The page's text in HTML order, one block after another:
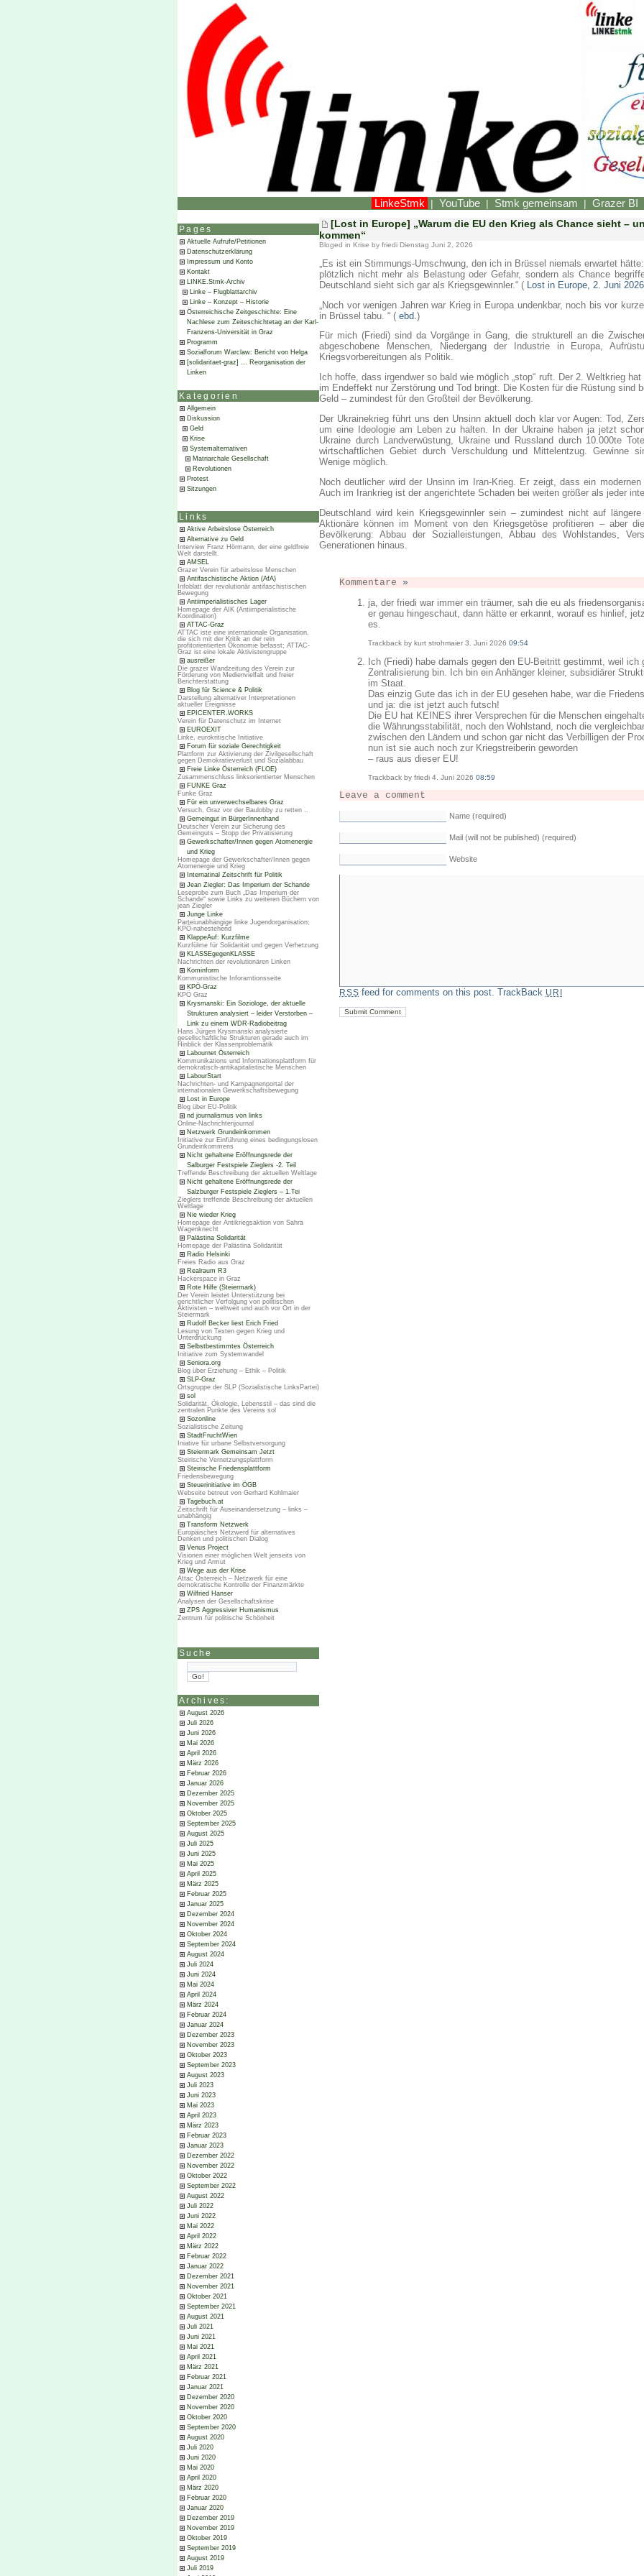
LinkeStmk | YouTube | Stmk gemeinsam | Grazer BI
Pages
Aktuelle Aufrufe/Petitionen
Datenschutzerklärung
Impressum und Konto
Kontakt
LINKE.Stmk-Archiv
Linke – Flugblattarchiv
Linke – Konzept – Historie
Österreichische Zeitgeschichte: Eine
Nachlese zum Zeiteschichtetag an der Karl-
Franzens-Universität in Graz
Programm
Sozialforum Warclaw: Bericht von Helga
[solidaritaet-graz] … Reorganisation der
Linken
Kategorien
Allgemein
Diskussion
Geld
Krise
Systemalternativen
Matriarchale Gesellschaft
Revolutionen
Protest
Sitzungen
Links
Aktive Arbeitslose Österreich
Alternative zu Geld
Interview Franz Hörmann, der eine geldfreie
Welt darstellt.
AMSEL
Grazer Verein für arbeitslose Menschen
Antifaschistische Aktion (AfA)
Infoblatt der revolutionär antifaschistischen
Bewegung
Antiimperialistisches Lager
Homepage der AIK (Antiimperialistische
Koordination)
ATTAC-Graz
ATTAC iste eine internationale Organisation,
die sich mit der Kritik an der rein
profitorientierten Ökonomie befasst; ATTAC-
Graz ist eine lokale Aktivistengruppe
ausreißer
Die grazer Wandzeitung des Verein zur
Förderung von Medienvielfalt und freier
Berichterstattung
Blog für Science & Politik
Darstellung alternativer Interpretationen
aktueller Ereignisse
EPICENTER.WORKS
Verein für Datenschutz im Internet
EUROEXIT
Linke, eurokritische Initiative
Forum für soziale Gerechtigkeit
Plattform zur Aktivierung der Zivilgesellschaft
gegen Demokratieverlust und Sozialabbau
Freie Linke Österreich (FLOE)
Zusammenschluss linksorientierter Menschen
FUNKE Graz
Funke Graz
Für ein unverwechselbares Graz
Versuch, Graz vor der Baulobby zu retten ..
Gemeingut in BürgerInnenhand
Deutscher Verein zur Sicherung des
Gemeinguts – Stopp der Privatisierung
Gewerkschafter/Innen gegen Atomenergie
und Krieg
Homepage der Gewerkschafter/Innen gegen
Atomenergie und Krieg
Internatinal Zeitschrift für Politik
Jean Ziegler: Das Imperium der Schande
Leseprobe zum Buch „Das Imperium der
Schande“ sowie Links zu weiteren Büchern von
jean Ziegler
Junge Linke
Parteiunabhängige linke Jugendorganisation;
KPÖ-nahestehend
KlappeAuf: Kurzfilme
Kurzfülme für Solidarität und gegen Verhetzung
KLASSEgegenKLASSE
Nachrichten der revolutionären Linken
Kominform
Kommunistische Inforamtionsseite
KPÖ-Graz
KPÖ Graz
Krysmanski: Ein Soziologe, der aktuelle
Strukturen analysiert – leider Verstorben –
Link zu einem WDR-Radiobeitrag
Hans Jürgen Krysmanski analysierte
gesellschaftliche Strukturen gerade auch im
Hinblick der Klassenproblematik
Labournet Österreich
Kommunikations und Informationsplattform für
demokratisch-antikapitalistische Menschen
LabourStart
Nachrichten- und Kampagnenportal der
internationalen Gewerkschaftsbewegung
Lost in Europe
Blog über EU-Politik
nd journalismus von links
Online-Nachrichtenjournal
Netzwerk Grundeinkommen
Initiative zur Einführung eines bedingungslosen
Grundeinkommens
Nicht gehaltene Eröffnungsrede der
Salburger Festspiele Zieglers -2. Teil
Treffende Beschreibung der aktuellen Weltlage
Nicht gehaltene Eröffnungsrede der
Salzburger Festspiele Zieglers – 1.Tei
Zieglers treffende Beschreibung der aktuellen
Weltlage
Nie wieder Krieg
Homepage der Antikriegsaktion von Sahra
Wagenknecht
Palästina Solidarität
Homepage der Palästina Solidarität
Radio Helsinki
Freies Radio aus Graz
Realraum R3
Hackerspace in Graz
Rote Hilfe (Steiermark)
Der Verein leistet Unterstützung bei
gerichtlicher Verfolgung von politischen
Aktivisten – weltweit und auch vor Ort in der
Steiermark
Rudolf Becker liest Erich Fried
Lesung von Texten gegen Krieg und
Unterdrückung
Selbstbestimmtes Österreich
Initiative zum Systemwandel
Seniora.org
Blog über Erziehung – Ethik – Politik
SLP-Graz
Ortsgruppe der SLP (Sozialistische LinksPartei)
sol
Solidarität, Ökologie, Lebensstil – das sind die
zentralen Punkte des Vereins sol
Sozonline
Sozialistische Zeitung
StadtFruchtWien
Iniative für urbane Selbstversorgung
Steiermark Gemeinsam Jetzt
Steirische Vernetzungsplattform
Steirische Friedensplattform
Friedensbewegung
Steuerinitiative im ÖGB
Webseite betreut von Gerhard Kohlmaier
Tagebuch.at
Zeitschrift für Auseinandersetzung – links –
unabhängig
Transform Netzwerk
Europäisches Netzwerd für alternatives
Denken und politischen Dialog
Venus Project
Visionen einer möglichen Welt jenseits von
Krieg und Armut
Wege aus der Krise
Attac Österreich – Netzwerk für eine
demokratische Kontrolle der Finanzmärkte
Wilfried Hanser
Analysen der Gesellschaftskrise
ZPS Aggressiver Humanismus
Zentrum für politische Schönheit
Suche
Archives:
August 2026
Juli 2026
Juni 2026
Mai 2026
April 2026
März 2026
Februar 2026
Januar 2026
Dezember 2025
November 2025
Oktober 2025
September 2025
August 2025
Juli 2025
Juni 2025
Mai 2025
April 2025
März 2025
Februar 2025
Januar 2025
Dezember 2024
November 2024
Oktober 2024
September 2024
August 2024
Juli 2024
Juni 2024
Mai 2024
April 2024
März 2024
Februar 2024
Januar 2024
Dezember 2023
November 2023
Oktober 2023
September 2023
August 2023
Juli 2023
Juni 2023
Mai 2023
April 2023
März 2023
Februar 2023
Januar 2023
Dezember 2022
November 2022
Oktober 2022
September 2022
August 2022
Juli 2022
Juni 2022
Mai 2022
April 2022
März 2022
Februar 2022
Januar 2022
Dezember 2021
November 2021
Oktober 2021
September 2021
August 2021
Juli 2021
Juni 2021
Mai 2021
April 2021
März 2021
Februar 2021
Januar 2021
Dezember 2020
November 2020
Oktober 2020
September 2020
August 2020
Juli 2020
Juni 2020
Mai 2020
April 2020
März 2020
Februar 2020
Januar 2020
Dezember 2019
November 2019
Oktober 2019
September 2019
August 2019
Juli 2019
[Lost in Europe] „Warum die EU den Krieg als Chance sieht –
kommen“
Bloged in Krise by friedi Dienstag Juni 2, 2026
„Es ist ein Stimmungs-Umschwung, den ich in Brüssel niemals erwartet
plötzlich nicht mehr als Belastung oder Gefahr, sondern als Chance
Deutschland sieht sich gar als Kriegsgewinnler.“ (
Lost in Europe, 2. Juni 2026
„Noch vor wenigen Jahren war Krieg in Europa undenkbar, noch bis vor
in Brüssel tabu. “ ( ebd. )
Für mich (Friedi) sind da Vorgänge in Gang, die strukturell an die
abgeschobene Menschen, Niedergang der Industrie in Europa,
Kriegsvorbereitungen als Politik.
Ich hoffe, dass irgendwer so bald wie möglich „stop“ ruft. Der 2. Weltkrieg
im Endeffekt nur Zerstörung und Tod bringt. Die Kosten für die Rüstung sind
Geld – zumindest für den Großteil der Bevölkerung.
Der Ukrainekrieg führt uns den Unsinn aktuell doch klar vor Augen: Tod,
um eine Ideologie am Leben zu halten. In der Ukraine haben ja jetzt
Ukraine durch Landverwüstung, Ukraine und Russland durch 10.000te
wirtschaftlichen Gebiet durch Verschuldung und Mittelentzug. Gewinne
Wenige möglich.
Noch deutlicher wird der Unsinn im Iran-Krieg. Er zeigt, dass ein
Auch im Irankrieg ist der angerichtete Schaden bei weiten größer als jeder
Deutschland wird kein Kriegsgewinnler sein – zumindest nicht auf
Aktionäre können im Moment von den Kriegsgetöse profitieren – aber
Bevölkerung: Abbau der Sozialleistungen, Abbau des Wohlstandes,
Generationen hinaus.
Kommentare »
ja, der friedi war immer ein träumer, sah die eu als
er genau hingeschaut, dann hätte er erkannt, worauf es hinlief,
es.
Trackback by kurt strohmaier 3. Juni 2026 09:54
Ich (Friedi) habe damals gegen den EU-Beitritt gestimmt, weil ich
Zentralisierung bin. Ich bin ein Anhänger kleiner, subsidiärer
im Staat.
Das einzig Gute das ich in der EU gesehen habe, war die
und ja: die ist jetzt auch futsch!
Die EU hat KEINES ihrer Versprechen für die Menschen
die Währungsstabilität, noch den Wohlstand, noch die
zwischen den Ländern und schon gar nicht das Verbilligen der
nun ist sie auch noch zur Kriegstreiberin geworden
– raus aus dieser EU!
Trackback by friedi 4. Juni 2026 08:59
Leave a comment
Name (required)
Mail (will not be published) (required)
Website
RSS feed for comments on this post. TrackBack URI